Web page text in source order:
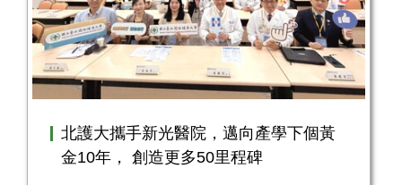
北護大攜手新光醫院，邁向產學下個黃
金10年， 創造更多50里程碑